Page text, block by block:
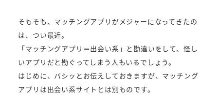
そもそも、マッチングアプリがメジャーになってきたの
は、つい最近。
「マッチングアプリ＝出会い系」と勘違いをして、怪し
いアプリだと勘ぐってしまう人もいるでしょう。
はじめに、バシッとお伝えしておきますが、マッチング
アプリは出会い系サイトとは別ものです。